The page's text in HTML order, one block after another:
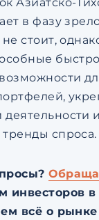
в фазу
стоит,
спроса.
инвесторов
всё о